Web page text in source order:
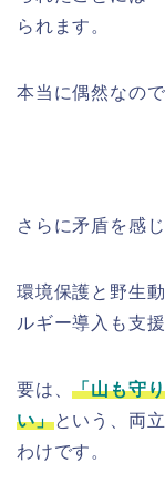
られます。
本当に偶然なの
さらに矛盾を感
環境保護と野生
ルギー導入も支
要は、「山も守
い」という、両
わけです。